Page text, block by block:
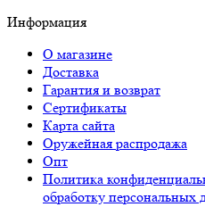
Информация
О магазине
Доставка
Гарантия и возврат
Сертификаты
Карта сайта
Оружейная распродажа
Опт
Политика
обработку персональных